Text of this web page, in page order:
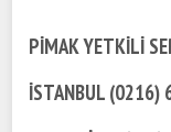
PİMAK YETKİLİ
İSTANBUL (0216)